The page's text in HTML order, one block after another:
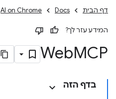
דף הבית Docs
AI on Chrome
המידע עזר לך?
WebMCP
בדף הזה